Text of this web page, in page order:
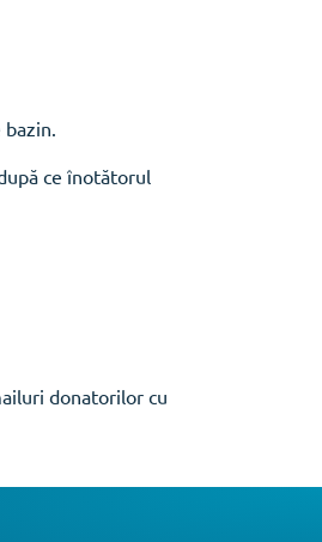
ce înotătorul
donatorilor cu